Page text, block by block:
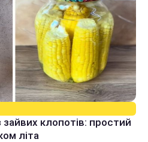
клопотів: простий
літа